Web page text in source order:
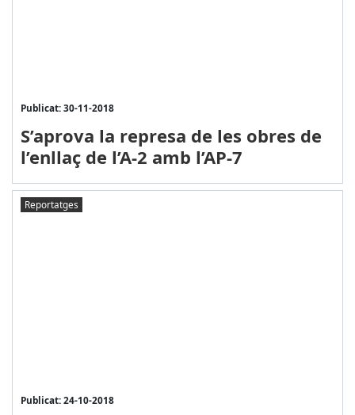
Publicat: 30-11-2018
S’aprova la represa de les obres de
l’enllaç de l’A-2 amb l’AP-7
Reportatges
Publicat: 24-10-2018